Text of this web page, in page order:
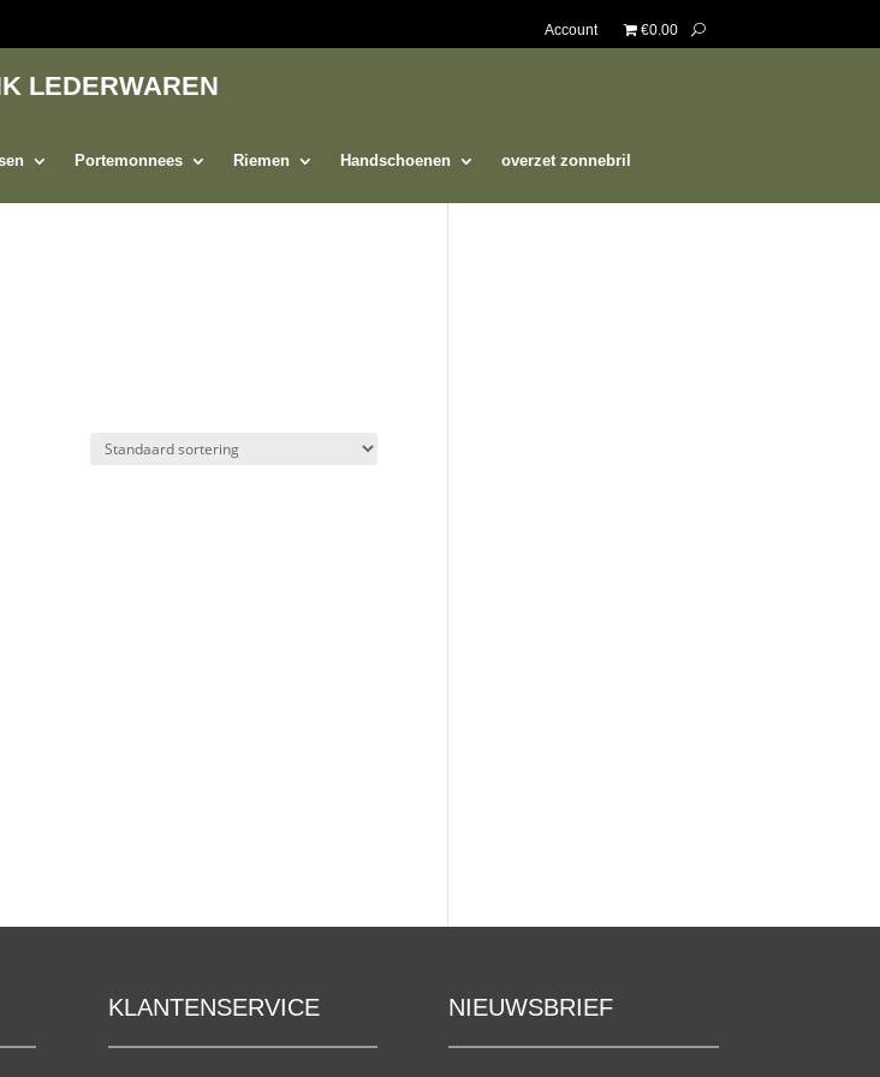
Account €0.00
LEDERWAREN
Portemonnees Riemen Handschoenen overzet zonnebril
KLANTENSERVICE NIEUWSBRIEF